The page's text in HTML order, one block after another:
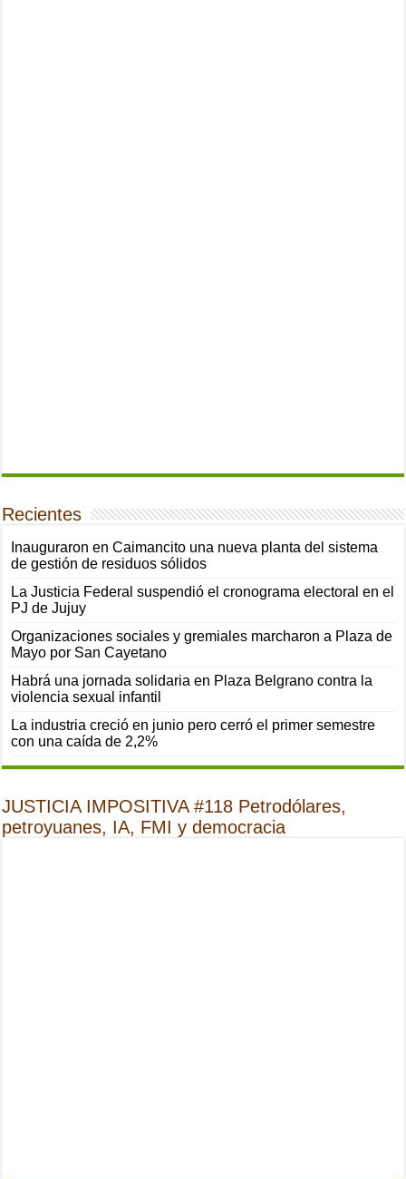
Recientes
Inauguraron en Caimancito una nueva planta del sistema
de gestión de residuos sólidos
La Justicia Federal suspendió el cronograma electoral en el
PJ de Jujuy
Organizaciones sociales y gremiales marcharon a Plaza de
Mayo por San Cayetano
Habrá una jornada solidaria en Plaza Belgrano contra la
violencia sexual infantil
La industria creció en junio pero cerró el primer semestre
con una caída de 2,2%
JUSTICIA IMPOSITIVA #118 Petrodólares,
petroyuanes, IA, FMI y democracia